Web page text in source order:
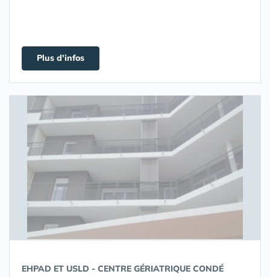
Plus d'infos
EHPAD ET USLD - CENTRE GÉRIATRIQUE CONDÉ